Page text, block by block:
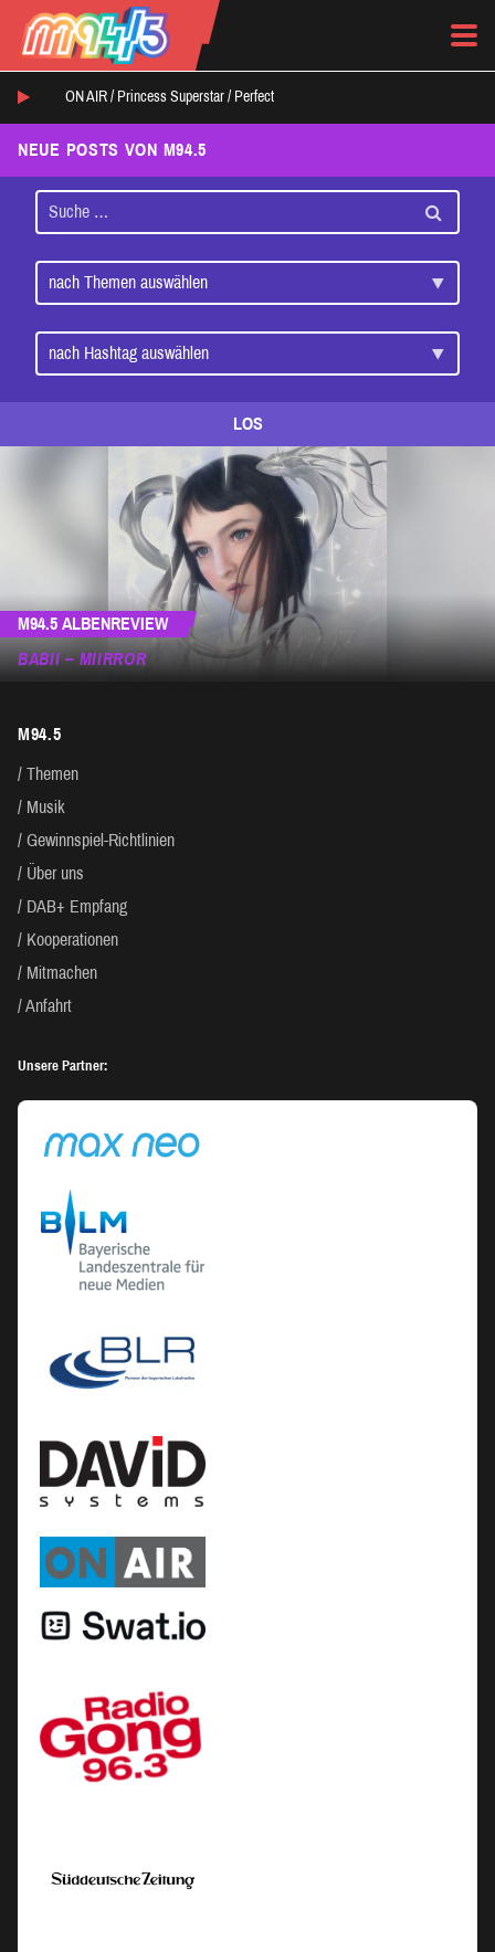
ON AIR / Princess Superstar / Perfect
NEUE POSTS VON M94.5
LOS
M94.5 ALBENREVIEW
BABII – MIIRROR
M94.5
Themen
Musik
Gewinnspiel-Richtlinien
Über uns
DAB+ Empfang
Kooperationen
Mitmachen
Anfahrt
Unsere Partner: